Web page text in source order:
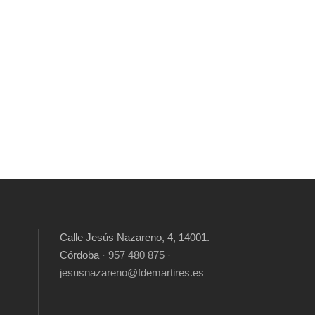
Calle Jesús Nazareno, 4, 14001.
Córdoba· 957 480 875 ·
jesusnazareno@fdemartires.es